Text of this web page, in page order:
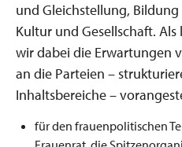
und Gleichstellung,
Kultur und Gesellschaft.
wir dabei die Erwartungen
an die Parteien –
Inhaltsbereiche –
für den frauenpolitischen